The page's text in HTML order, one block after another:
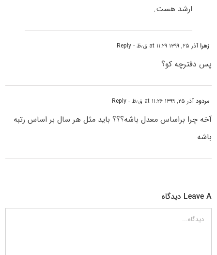
ارشد هست.
زهراآذر ۲۵, ۱۳۹۹ at ۱۱:۲۹ ق٫ظ - Reply
پس دفترچه کو؟
مردودآذر ۲۵, ۱۳۹۹ at ۱۱:۲۶ ق٫ظ - Reply
آخه چرا براساس معدل باشه؟؟؟ باید مثل هر سال بر اساس رتبه
باشه
Leave A دیدگاه
دیدگاه